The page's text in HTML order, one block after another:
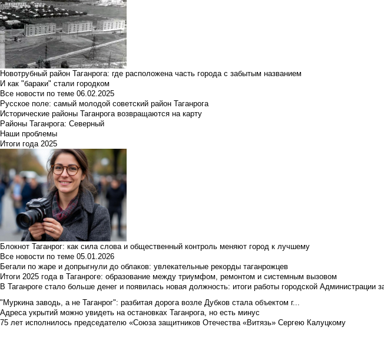
Новотрубный район Таганрога: где расположена часть города с забытым названием
И как "бараки" стали городком
Все новости по теме 06.02.2025
Русское поле: самый молодой советский район Таганрога
Исторические районы Таганрога возвращаются на карту
Районы Таганрога: Северный
Наши проблемы
Итоги года 2025
Блокнот Таганрог: как сила слова и общественный контроль меняют город к лучшему
Все новости по теме 05.01.2026
Бегали по жаре и допрыгнули до облаков: увлекательные рекорды таганрожцев
Итоги 2025 года в Таганроге: образование между триумфом, ремонтом и системным вызовом
В Таганроге стало больше денег и появилась новая должность: итоги работы городской Администрации
"Муркина заводь, а не Таганрог": разбитая дорога возле Дубков стала объектом г...
Адреса укрытий можно увидеть на остановках Таганрога, но есть минус
75 лет исполнилось председателю «Союза защитников Отечества «Витязь» Сергею Калуцкому